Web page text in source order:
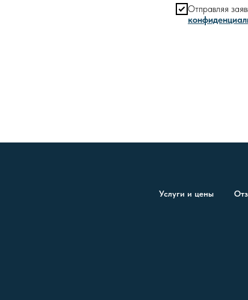
Отправляя
Услуги и цены